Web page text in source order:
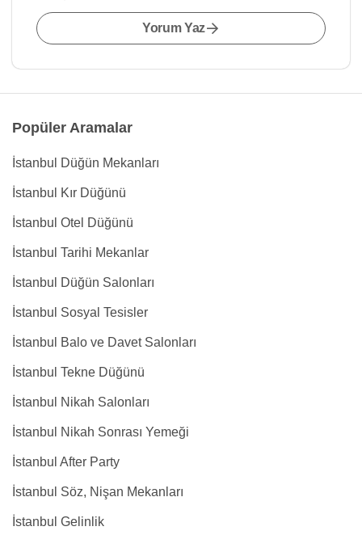
Yorum Yaz
Popüler Aramalar
İstanbul Düğün Mekanları
İstanbul Kır Düğünü
İstanbul Otel Düğünü
İstanbul Tarihi Mekanlar
İstanbul Düğün Salonları
İstanbul Sosyal Tesisler
İstanbul Balo ve Davet Salonları
İstanbul Tekne Düğünü
İstanbul Nikah Salonları
İstanbul Nikah Sonrası Yemeği
İstanbul After Party
İstanbul Söz, Nişan Mekanları
İstanbul Gelinlik